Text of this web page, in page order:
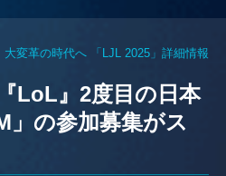
大変革の時代へ 「LJL 2025」詳細情報
LoL』2度目の日本
」の参加募集がス